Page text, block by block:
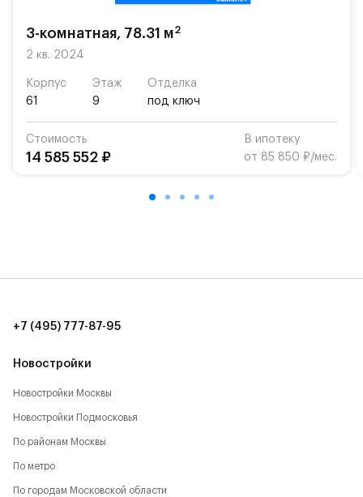
На территории квартала возведут детский сад и
возможность посещения частной гимназии
«Жуковка».
Для автомобилистов — закрытые озеленённые
парковки.
Территория квартала приватная, въезд
осуществляется по пропускам.#yan19-2r1373854#
3-комнатная, 78.31 м2
2 кв. 2024
Корпус
61
Этаж
9
Отделка
под ключ
Стоимость
14 585 552 ₽
В ипотеку
от 85 850 ₽/мес.
Новостройки
Новостройки Москвы
Новостройки Подмосковья
По районам Москвы
По метро
По городам Московской области
+7 (495) 777-87-95